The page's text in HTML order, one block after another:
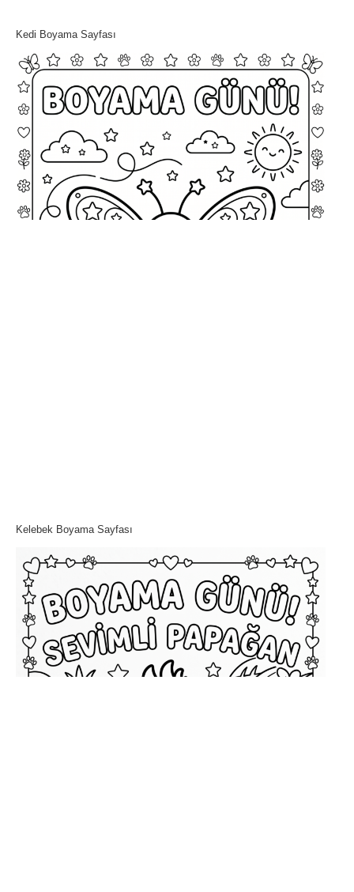
Kedi Boyama Sayfası
Kelebek Boyama Sayfası